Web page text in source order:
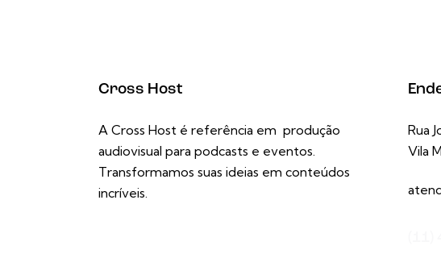
Cross Host
A Cross Host é referência em produção
audiovisual para podcasts e eventos.
Transformamos suas ideias em conteúdos
incríveis.
Rua
Vila